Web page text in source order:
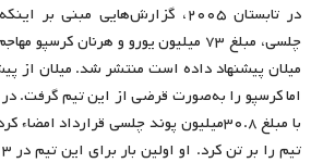
در تابستان ۲۰۰۵، گزارش‌هایی مبنی
چلسی، مبلغ ۷۳ میلیون یورو و هرنان
میلان پیشنهاد داده است منتشر شد. میلان از